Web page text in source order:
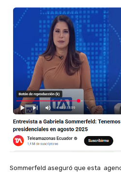
Sommerfeld aseguró que esta